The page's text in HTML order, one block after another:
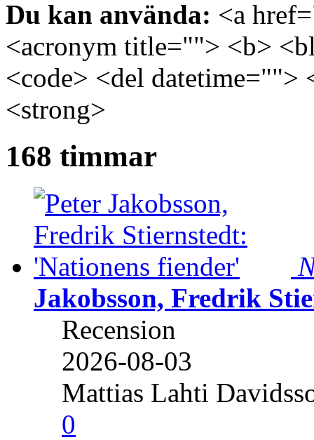
Du kan använda: <a
<acronym title=""> <b>
<code> <del
<strong>
168 timmar
Jakobsson, Fredrik
Recension
2026-08-03
Mattias Lahti
0